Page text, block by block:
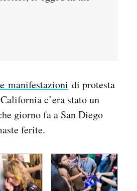
manifestazioni di protesta
c’era stato un
giorno fa a San Diego
ferite.